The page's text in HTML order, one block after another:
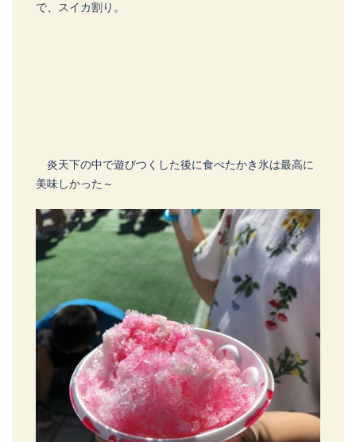
で、スイカ割り。
炎天下の中で遊びつくした後に食べたかき氷は最高に
美味しかった～